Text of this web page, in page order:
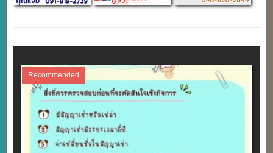
Recommended